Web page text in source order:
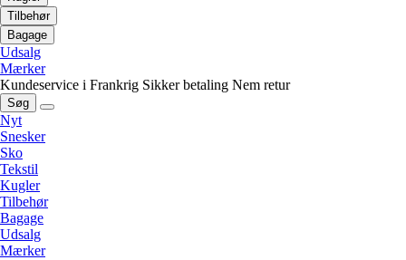
Tilbehør
Bagage
Udsalg
Mærker
Kundeservice i Frankrig Sikker betaling Nem retur
Søg
Nyt
Snesker
Sko
Tekstil
Kugler
Tilbehør
Bagage
Udsalg
Mærker